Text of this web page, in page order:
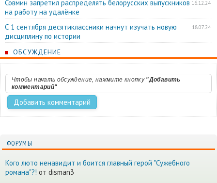
16.12.24
Совмин запретил распределять белорусских выпускников
на работу на удалёнке
18.07.24
С 1 сентября десятиклассники начнут изучать новую
дисциплину по истории
ОБСУЖДЕНИЕ
Чтобы начать обсуждение, нажмите кнопку "Добавить
комментарий"
ФОРУМЫ
Кого люто ненавидит и боится главный герой "Сужебного
романа"?! от disman3